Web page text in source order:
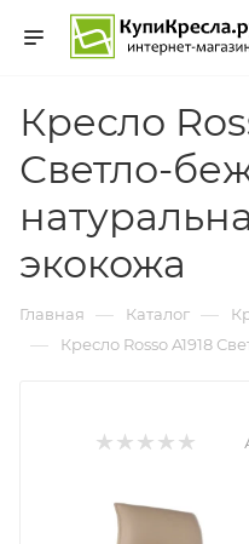
Кресло
Светло-
экокожа
Главная — Каталог —
— Кресло Rosso A1918